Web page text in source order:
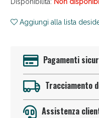
Aggiungi alla lista
Pagamenti
Tracciamento
Assistenza
Anticellulite e